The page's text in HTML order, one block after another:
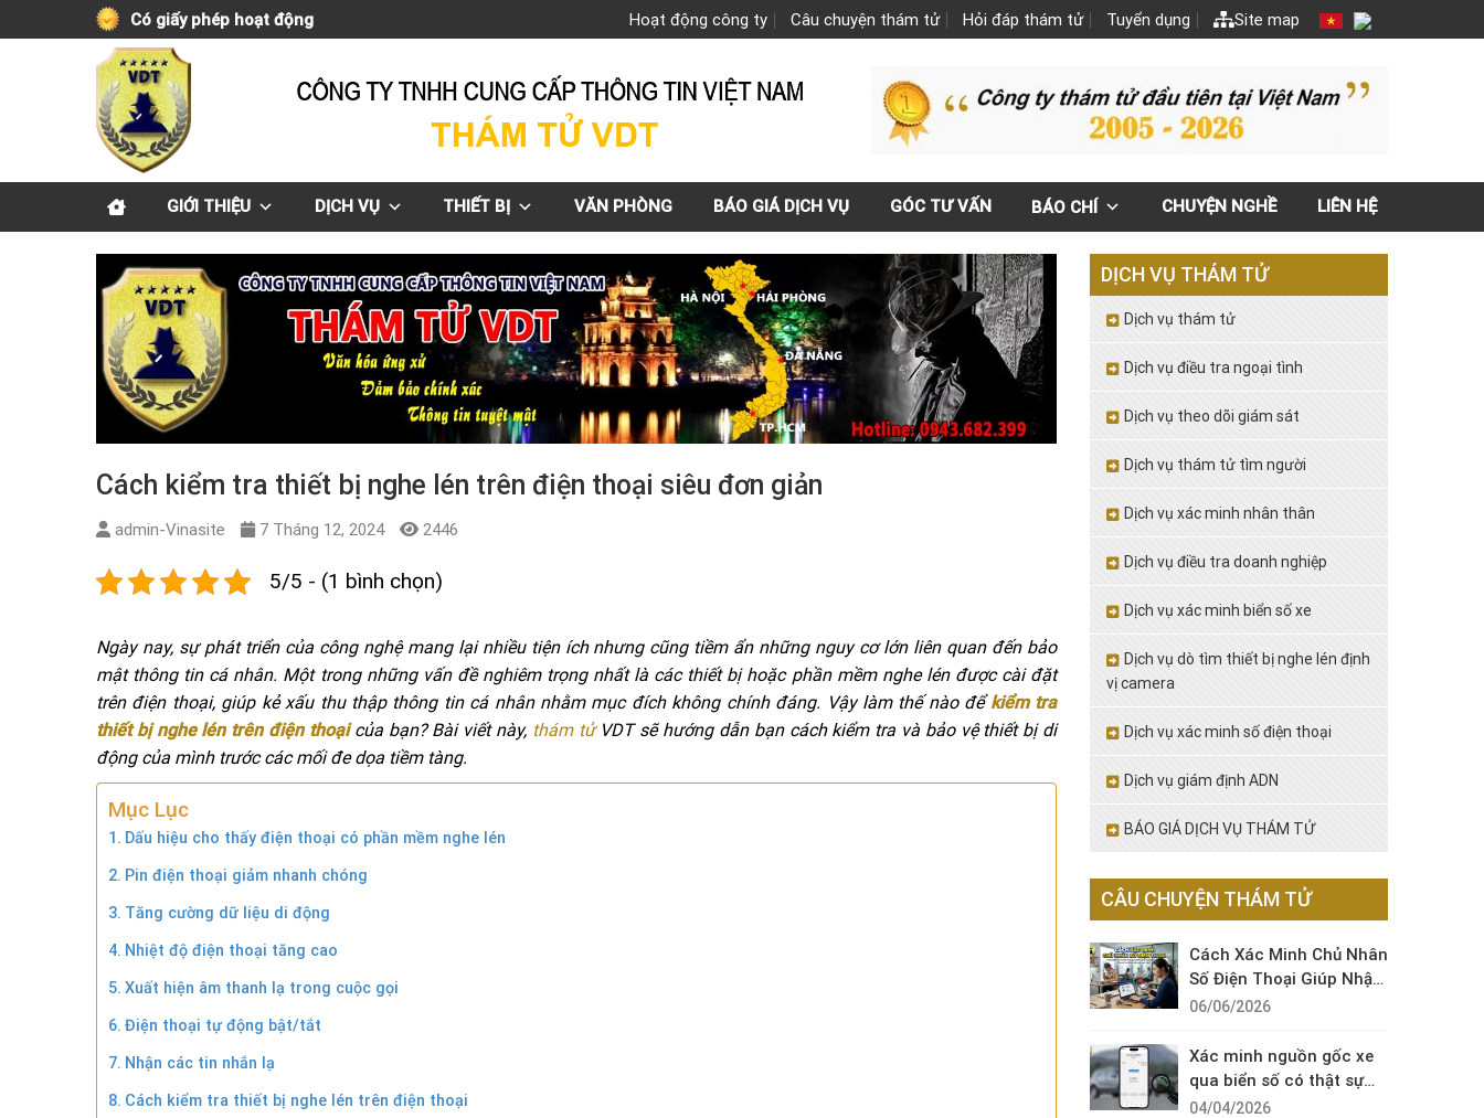
to
Có giấy phép hoạt động Hoạt động công ty Câu chuyện thám tử Hỏi đáp thám tử Tuyển dụng Site map
GIỚI THIỆU DỊCH VỤ THIẾT BỊ VĂN PHÒNG BÁO GIÁ DỊCH VỤ GÓC TƯ VẤN BÁO CHÍ CHUYỆN NGHỀ LIÊN HỆ
Cách kiểm tra thiết bị nghe lén trên điện thoại siêu đơn giản
admin-Vinasite 7 Tháng 12, 2024 2446
5/5 - (1 bình chọn)
Ngày nay, sự phát triển của công nghệ mang lại nhiều tiện ích nhưng cũng tiềm ẩn những nguy cơ lớn liên quan đến bảo
mật thông tin cá nhân. Một trong những vấn đề nghiêm trọng nhất là các thiết bị hoặc phần mềm nghe lén được cài đặt
trên điện thoại, giúp kẻ xấu thu thập thông tin cá nhân nhằm mục đích không chính đáng. Vậy làm thế nào đểkiểm tra
thiết bị nghe lén trên điện thoạicủa bạn? Bài viết này, thám tửVDT sẽ hướng dẫn bạn cách kiểm tra và bảo vệ thiết bị di
động của mình trước các mối đe dọa tiềm tàng.
Mục Lục
Dấu hiệu cho thấy điện thoại có phần mềm nghe lén
Pin điện thoại giảm nhanh chóng
Tăng cường dữ liệu di động
Nhiệt độ điện thoại tăng cao
Xuất hiện âm thanh lạ trong cuộc gọi
Điện thoại tự động bật/tắt
Nhận các tin nhắn lạ
Cách kiểm tra thiết bị nghe lén trên điện thoại
DỊCH VỤ THÁM TỬ
Dịch vụ thám tử
Dịch vụ điều tra ngoại tình
Dịch vụ theo dõi giám sát
Dịch vụ thám tử tìm người
Dịch vụ xác minh nhân thân
Dịch vụ điều tra doanh nghiệp
Dịch vụ xác minh biển số xe
Dịch vụ dò tìm thiết bị nghe lén định
vị camera
Dịch vụ xác minh số điện thoại
Dịch vụ giám định ADN
BÁO GIÁ DỊCH VỤ THÁM TỬ
CÂU CHUYỆN THÁM TỬ
Cách Xác Minh Chủ Nhân
Số Điện Thoại Giúp Nhận
Diện Cuộc Gọi Đáng Ngờ
06/06/2026
Xác minh nguồn gốc xe
qua biển số có thật sự
cần thiết?
04/04/2026